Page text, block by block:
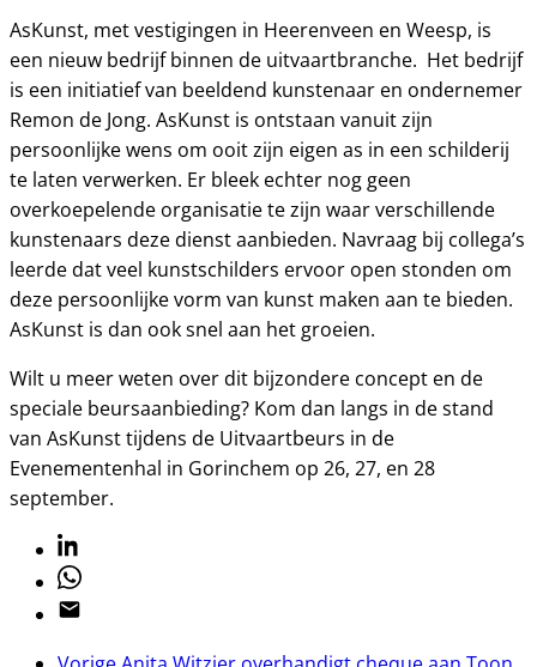
AsKunst, met vestigingen in Heerenveen en Weesp, is
een nieuw bedrijf binnen de uitvaartbranche. Het bedrijf
is een initiatief van beeldend kunstenaar en ondernemer
Remon de Jong. AsKunst is ontstaan vanuit zijn
persoonlijke wens om ooit zijn eigen as in een schilderij
te laten verwerken. Er bleek echter nog geen
overkoepelende organisatie te zijn waar verschillende
kunstenaars deze dienst aanbieden. Navraag bij collega’s
leerde dat veel kunstschilders ervoor open stonden om
deze persoonlijke vorm van kunst maken aan te bieden.
AsKunst is dan ook snel aan het groeien.
Wilt u meer weten over dit bijzondere concept en de
speciale beursaanbieding? Kom dan langs in de stand
van AsKunst tijdens de Uitvaartbeurs in de
Evenementenhal in Gorinchem op 26, 27, en 28
september.
Linkedin
Whatsapp
Email